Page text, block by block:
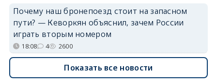
Почему наш бронепоезд стоит на запасном
пути? — Кеворкян объяснил, зачем России
играть вторым номером
18:08 4 2600
Показать все новости